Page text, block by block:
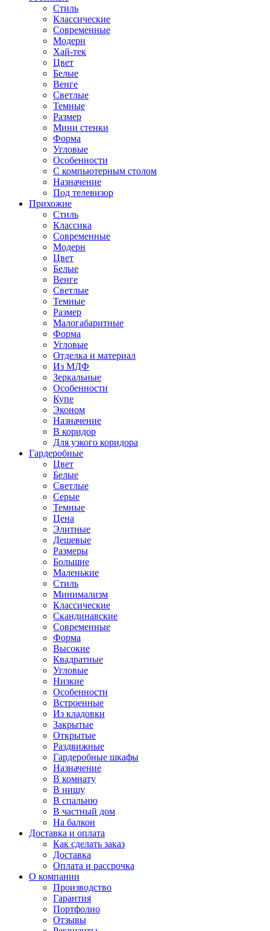
Стиль
Классические
Современные
Модерн
Хай-тек
Цвет
Белые
Венге
Светлые
Темные
Размер
Мини стенки
Форма
Угловые
Особенности
С компьютерным столом
Назначение
Под телевизор
Прихожие
Стиль
Классика
Современные
Модерн
Цвет
Белые
Венге
Светлые
Темные
Размер
Малогабаритные
Форма
Угловые
Отделка и материал
Из МДФ
Зеркальные
Особенности
Купе
Эконом
Назначение
В коридор
Для узкого коридора
Гардеробные
Цвет
Белые
Светлые
Серые
Темные
Цена
Элитные
Дешевые
Размеры
Большие
Маленькие
Стиль
Минимализм
Классические
Скандинавские
Современные
Форма
Высокие
Квадратные
Угловые
Низкие
Особенности
Встроенные
Из кладовки
Закрытые
Открытые
Раздвижные
Гардеробные шкафы
Назначение
В комнату
В нишу
В спальню
В частный дом
На балкон
Доставка и оплата
Как сделать заказ
Доставка
Оплата и рассрочка
О компании
Производство
Гарантия
Портфолио
Отзывы